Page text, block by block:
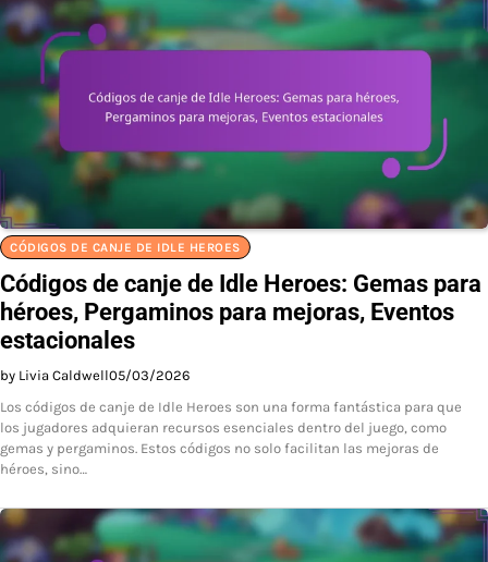
CÓDIGOS DE CANJE DE IDLE HEROES
Códigos de canje de Idle Heroes: Gemas para
héroes, Pergaminos para mejoras, Eventos
estacionales
by Livia Caldwell05/03/2026
Los códigos de canje de Idle Heroes son una forma fantástica para que
los jugadores adquieran recursos esenciales dentro del juego, como
gemas y pergaminos. Estos códigos no solo facilitan las mejoras de
héroes, sino…